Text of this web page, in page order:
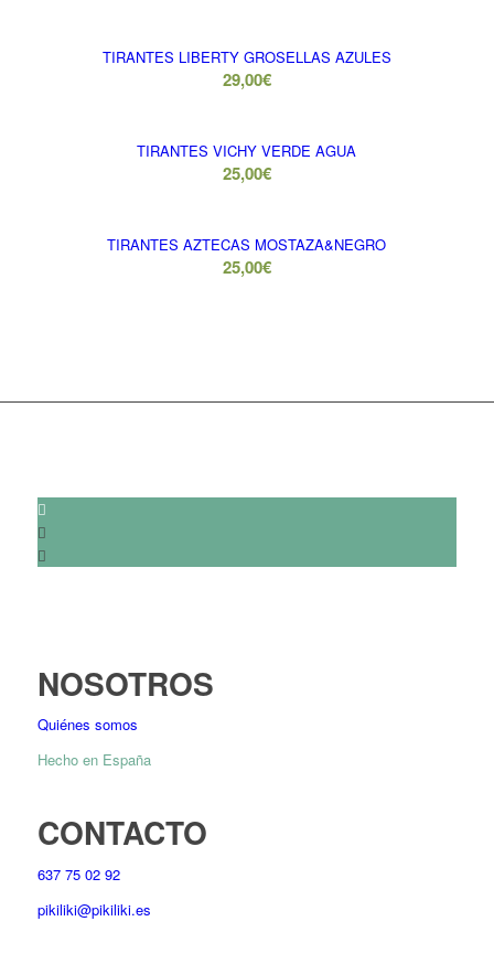
TIRANTES LIBERTY GROSELLAS AZULES
29,00€
TIRANTES VICHY VERDE AGUA
25,00€
TIRANTES AZTECAS MOSTAZA&NEGRO
25,00€
NOSOTROS
Quiénes somos
Hecho en España
CONTACTO
637 75 02 92
pikiliki@pikiliki.es